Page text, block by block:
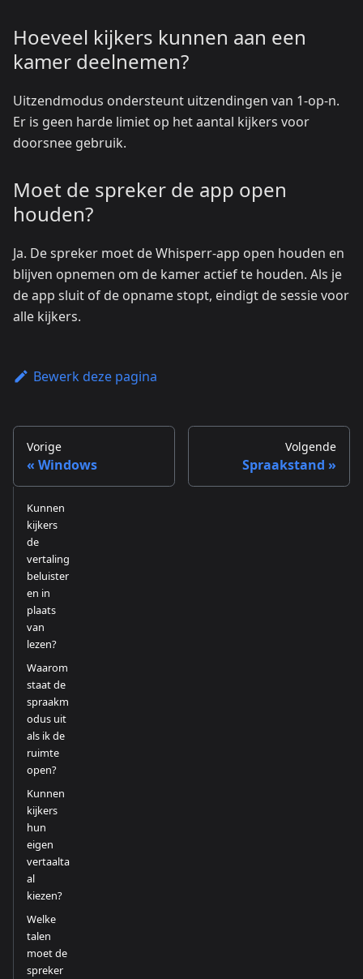
Hoeveel kijkers kunnen aan een
kamer deelnemen?
Uitzendmodus ondersteunt uitzendingen van 1-op-n.
Er is geen harde limiet op het aantal kijkers voor
doorsnee gebruik.
Moet de spreker de app open
houden?
Ja. De spreker moet de Whisperr-app open houden en
blijven opnemen om de kamer actief te houden. Als je
de app sluit of de opname stopt, eindigt de sessie voor
alle kijkers.
Bewerk deze pagina
Vorige
Windows
Volgende
Spraakstand
Kunnen
kijkers
de
vertaling
beluister
en in
plaats
van
lezen?
Waarom
staat de
spraakm
odus uit
als ik de
ruimte
open?
Kunnen
kijkers
hun
eigen
vertaalta
al
kiezen?
Welke
talen
moet de
spreker